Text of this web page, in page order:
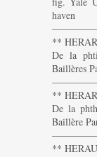
haven
**
De la
Baillères
**
De la
Baillère
**